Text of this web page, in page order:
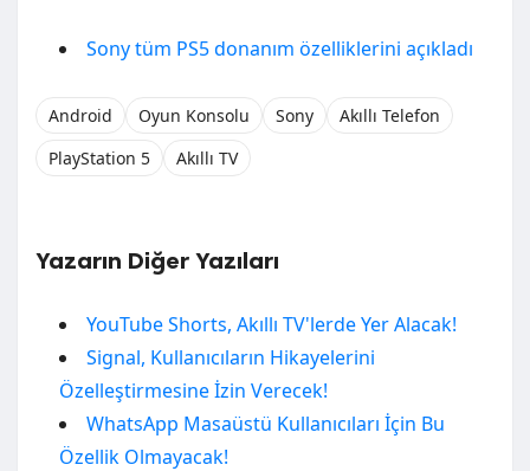
Sony tüm PS5 donanım özelliklerini açıkladı
Android Oyun Konsolu Sony
Akıllı Telefon
PlayStation 5
Akıllı TV
Yazarın Diğer Yazıları
YouTube Shorts, Akıllı TV'lerde Yer Alacak!
Signal, Kullanıcıların Hikayelerini
Özelleştirmesine İzin Verecek!
WhatsApp Masaüstü Kullanıcıları İçin Bu
Özellik Olmayacak!